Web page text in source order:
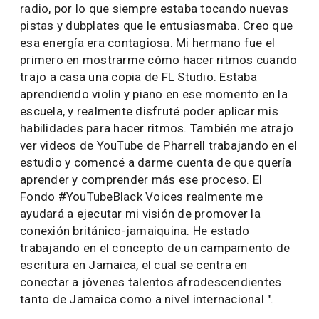
radio, por lo que siempre estaba tocando nuevas
pistas y dubplates que le entusiasmaba. Creo que
esa energía era contagiosa. Mi hermano fue el
primero en mostrarme cómo hacer ritmos cuando
trajo a casa una copia de FL Studio. Estaba
aprendiendo violín y piano en ese momento en la
escuela, y realmente disfruté poder aplicar mis
habilidades para hacer ritmos. También me atrajo
ver videos de YouTube de Pharrell trabajando en el
estudio y comencé a darme cuenta de que quería
aprender y comprender más ese proceso. El
Fondo #YouTubeBlack Voices realmente me
ayudará a ejecutar mi visión de promover la
conexión británico-jamaiquina. He estado
trabajando en el concepto de un campamento de
escritura en Jamaica, el cual se centra en
conectar a jóvenes talentos afrodescendientes
tanto de Jamaica como a nivel internacional ".